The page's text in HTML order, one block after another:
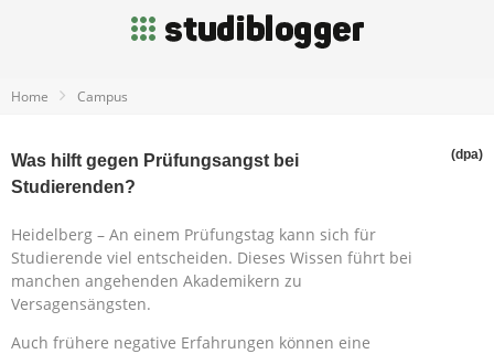
Home Campus
Was hilft gegen Prüfungsangst bei
Studierenden?
(dpa)
Heidelberg – An einem Prüfungstag kann sich für
Studierende viel entscheiden. Dieses Wissen führt bei
manchen angehenden Akademikern zu
Versagensängsten.
Auch frühere negative Erfahrungen können eine